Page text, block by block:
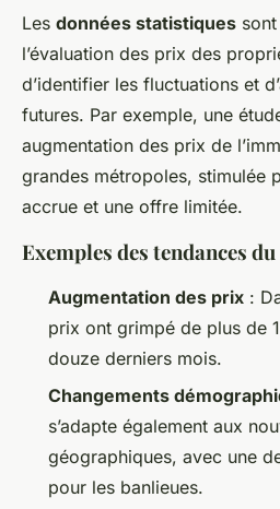
Les données statistiques
l’évaluation des prix des
d’identifier les fluctuations et
futures. Par exemple, une
augmentation des prix de
grandes métropoles, stimulée
accrue et une offre limitée.
Exemples des tendances
Augmentation des prix :
prix ont grimpé de plus de
douze derniers mois.
Changements
s’adapte également aux
géographiques, avec une
pour les banlieues.